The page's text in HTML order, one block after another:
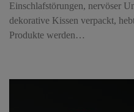
Einschlafstörungen, nervöser
dekorative Kissen verpackt,
Produkte werden…